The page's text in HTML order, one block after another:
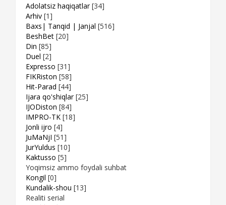
Adolatsiz haqiqatlar [34]
Arhiv [1]
Baxs| Tanqid | Janjal [516]
BeshBet [20]
Din [85]
Duel [2]
Expresso [31]
FIKRiston [58]
Hit-Parad [44]
Ijara qo'shiqlar [25]
IJODiston [84]
IMPRO-TK [18]
Jonli ijro [4]
JuMaNjI [51]
JurYuldus [10]
Kaktusso [5]
Yoqimsiz ammo foydali suhbat
Kongil [0]
Kundalik-shou [13]
Realiti serial